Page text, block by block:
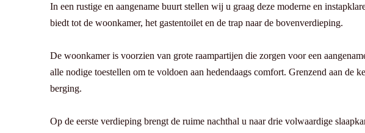
In een rustige en aangename buurt stellen wij u graag deze moderne en
biedt tot de woonkamer, het gastentoilet en de trap naar de bovenverdieping.
De woonkamer is voorzien van grote raampartijen die zorgen voor een
alle nodige toestellen om te voldoen aan hedendaags comfort. Grenzend aan de
berging.
Op de eerste verdieping brengt de ruime nachthal u naar drie volwaardige